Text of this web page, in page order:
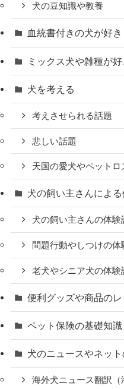
犬の豆知識や教養
血統書付きの犬が好き
ミックス犬や雑種が好
犬を考える
考えさせられる話題
悲しい話題
天国の愛犬やペットロ
犬の飼い主さんによ
犬の飼い主さんの体験
問題行動やしつけの体
老犬やシニア犬の体験
便利グッズや商品の
ペット保険の基礎知識
犬のニュースやネッ
海外犬ニュース翻訳（